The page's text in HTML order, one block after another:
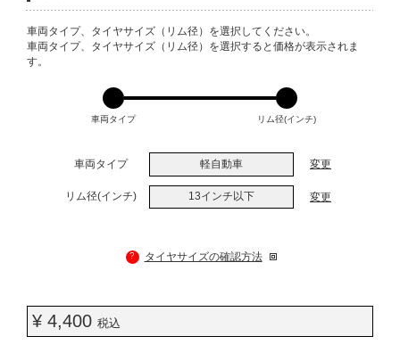
VARIATIONS
車両タイプ、タイヤサイズ（リム径）を選択してください。
車両タイプ、タイヤサイズ（リム径）を選択すると価格が表示されま
す。
車両タイプ リム径(インチ)
車両タイプ 軽自動車 変更
リム径(インチ) 13インチ以下 変更
? タイヤサイズの確認方法
¥ 4,400 税込